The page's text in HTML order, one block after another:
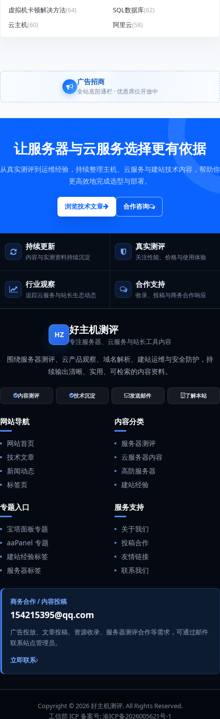
虚拟机卡顿解决方法(64) SQL数据库(62)
云主机(60) 阿里云(58)
广告招商
全站底部通栏 · 优质席位开放中
让服务器与云服务选择更有依据
从真实测评到运维经验，持续整理主机、云服务与建站技术内容，帮助你
更高效地完成选型与部署。
浏览技术文章 合作咨询
持续更新
内容与实测资料持续沉淀
真实测评
关注性能、价格与使用体验
行业观察
追踪云服务与站长生态动态
合作支持
收录、投稿与商务合作响应
HZ 好主机测评
专注服务器、云服务与站长工具内容
围绕服务器测评、云产品观察、域名解析、建站运维与安全防护，持
续输出清晰、实用、可检索的内容资料。
内容测评 技术沉淀 发送邮件 了解本站
网站导航
网站首页
技术文章
新闻动态
标签页
内容分类
服务器测评
云服务器内容
高防服务器
建站经验
专题入口
宝塔面板专题
aaPanel 专题
建站经验标签
服务器标签
服务支持
关于我们
投稿合作
友情链接
联系我们
商务合作 / 内容投稿
154215395@qq.com
广告投放、文章投稿、资源收录、服务器测评合作等需求，可通过邮件
联系站点管理员。
立即联系
Copyright © 2026 好主机测评. All Rights Reserved.
工信部 ICP 备案号:渝ICP备2026005621号-1